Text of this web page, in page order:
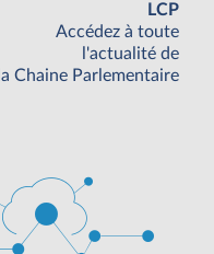
LCP
Accédez à toute
l'actualité de
la Chaine Parlementaire